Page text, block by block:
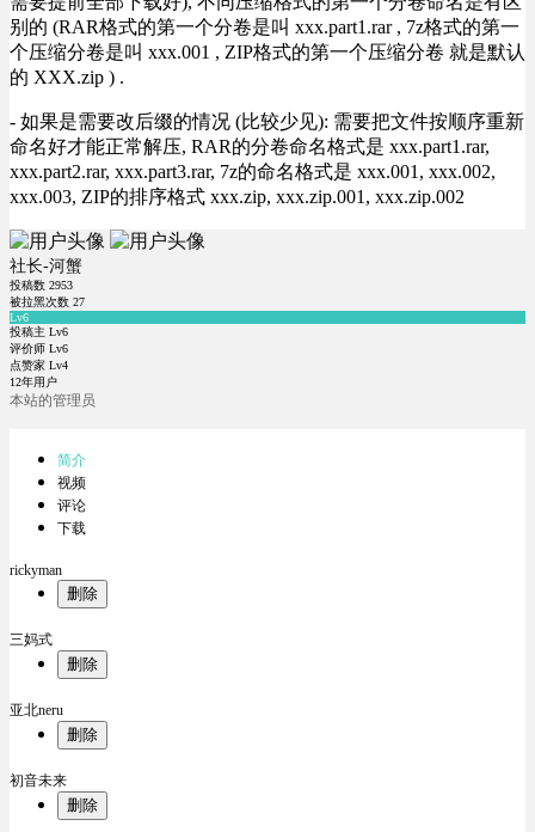
别的 (RAR格式的第一个分卷是叫 xxx.part1.rar , 7z格式的第一
个压缩分卷是叫 xxx.001 , ZIP格式的第一个压缩分卷 就是默认
的 XXX.zip ) .
- 如果是需要改后缀的情况 (比较少见): 需要把文件按顺序重新
命名好才能正常解压, RAR的分卷命名格式是 xxx.part1.rar,
xxx.part2.rar, xxx.part3.rar, 7z的命名格式是 xxx.001, xxx.002,
xxx.003, ZIP的排序格式 xxx.zip, xxx.zip.001, xxx.zip.002
社长-河蟹
投稿数 2953
被拉黑次数 27
Lv6
投稿主 Lv6
评价师 Lv6
点赞家 Lv4
12年用户
本站的管理员
简介
视频
评论
下载
rickyman
删除
三妈式
删除
亚北neru
删除
初音未来
删除